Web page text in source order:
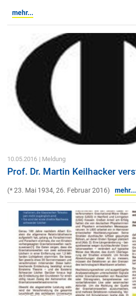
mehr...
10.05.2016 | Meldung
Prof. Dr. Martin Keilhacker
(* 23. Mai 1934, 26. Februar 2016) mehr...